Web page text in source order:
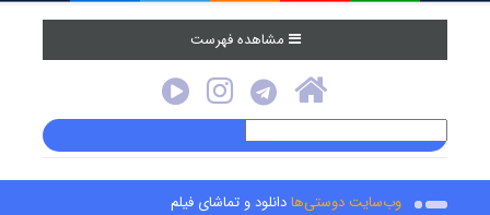
مشاهده فهرست
وب‌سایت دوستی‌هادانلود و تماشای فیلم